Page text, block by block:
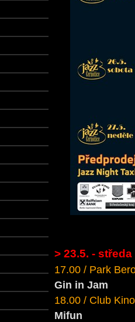
> 23.5. - středa
17.00 / Park
Gin in Jam
18.00 / Club
Mifun